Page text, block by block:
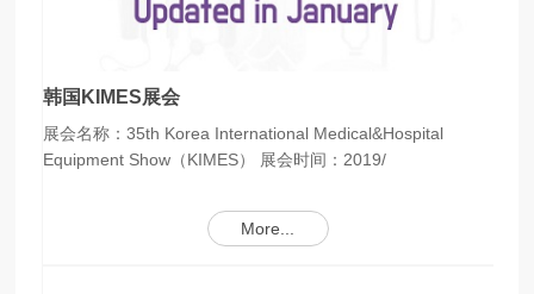
韩国KIMES展会
展会名称：35th Korea International Medical&Hospital
Equipment Show（KIMES） 展会时间：2019/
More...